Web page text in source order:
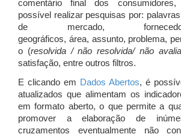
comentário final dos
possível realizar pesquisas por:
de mercado,
geográficos, área, assunto, problema,
o (resolvida / não resolvida/ não
satisfação, entre outros filtros.
E clicando em Dados Abertos, é
atualizados que alimentam os
em formato aberto, o que permite a
promover a elaboração de
cruzamentos eventualmente não